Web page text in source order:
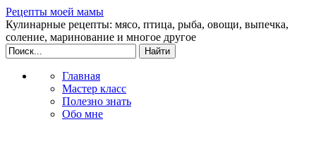
Рецепты моей мамы
Кулинарные рецепты: мясо, птица, рыба, овощи, выпечка,
соление, маринование и многое другое
Главная
Мастер класс
Полезно знать
Обо мне